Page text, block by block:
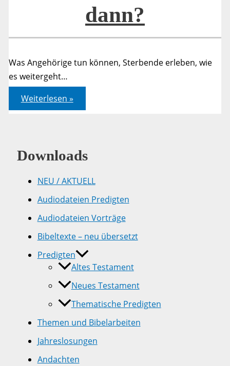
dann?
Was Angehörige tun können, Sterbende erleben, wie
es weitergeht…
Sterben,
Tod
–
Weiterlesen »
Downloads
NEU / AKTUELL
Audiodateien Predigten
Audiodateien Vorträge
Bibeltexte – neu übersetzt
Predigten
Altes Testament
Neues Testament
Thematische Predigten
Themen und Bibelarbeiten
Jahreslosungen
Andachten